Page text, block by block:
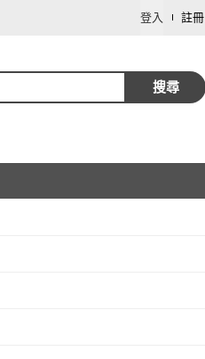
登入 註冊
搜尋